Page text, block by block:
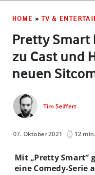
HOME » TV &
Pretty
zu Cast und
neuen
Tim Seiffert
07. Oktober 2021 12 min.
Mit „Pretty Smart“
eine Comedy-Serie